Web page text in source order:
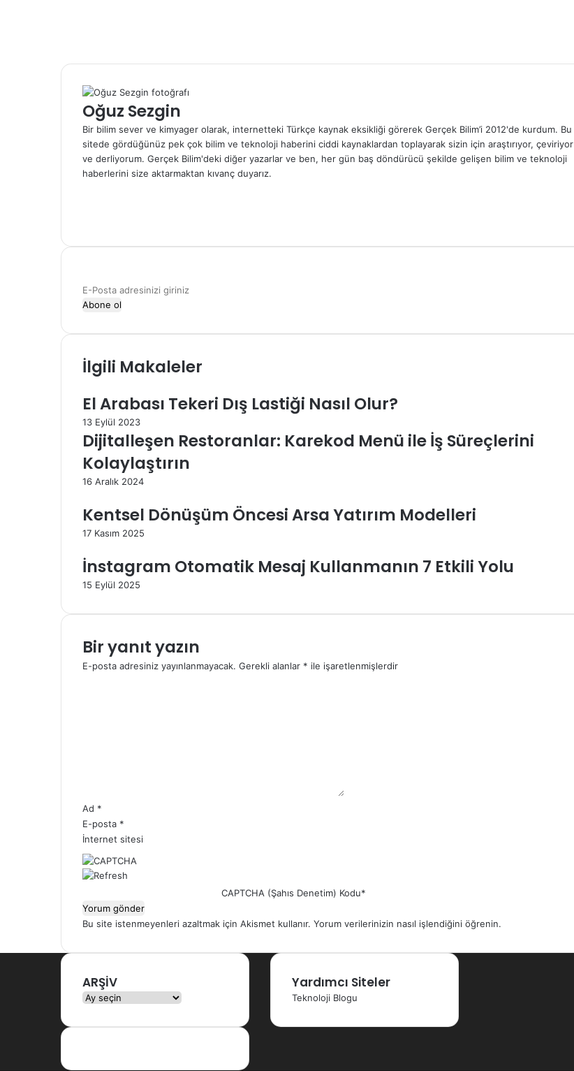
Oğuz Sezgin
Bir bilim sever ve kimyager olarak, internetteki Türkçe kaynak eksikliği görerek Gerçek Bilim’i 2012'de kurdum. Bu
sitede gördüğünüz pek çok bilim ve teknoloji haberini ciddi kaynaklardan toplayarak sizin için araştırıyor, çeviriyor
ve derliyorum. Gerçek Bilim'deki diğer yazarlar ve ben, her gün baş döndürücü şekilde gelişen bilim ve teknoloji
haberlerini size aktarmaktan kıvanç duyarız.
E-
Posta
giriniz
İlgili Makaleler
El Arabası Tekeri Dış Lastiği Nasıl Olur?
13 Eylül 2023
Dijitalleşen Restoranlar: Karekod Menü ile İş Süreçlerini
Kolaylaştırın
16 Aralık 2024
Kentsel Dönüşüm Öncesi Arsa Yatırım Modelleri
17 Kasım 2025
İnstagram Otomatik Mesaj Kullanmanın 7 Etkili Yolu
15 Eylül 2025
Bir yanıt yazın
E-posta adresiniz yayınlanmayacak. Gerekli alanlar * ile işaretlenmişlerdir
Ad *
E-posta *
İnternet sitesi
CAPTCHA (Şahıs Denetim) Kodu*
Bu site istenmeyenleri azaltmak için Akismet kullanır. Yorum verilerinizin nasıl işlendiğini öğrenin.
ARŞİV
ARŞİV
Yardımcı Siteler
Teknoloji Blogu